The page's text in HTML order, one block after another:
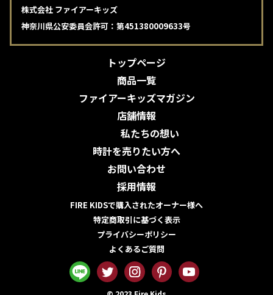
株式会社 ファイアーキッズ
神奈川県公安委員会許可：第451380009633号
トップページ
商品一覧
ファイアーキッズマガジン
店舗情報
私たちの想い
時計を売りたい方へ
お問い合わせ
採用情報
FIRE KIDSで購入されたオーナー様へ
特定商取引に基づく表示
プライバシーポリシー
よくあるご質問